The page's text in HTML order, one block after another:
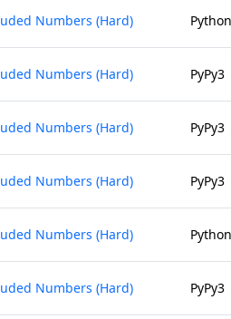
Numbers (Hard)
Numbers (Hard) PyPy3
Numbers (Hard) PyPy3
Numbers (Hard) PyPy3
Numbers (Hard)
Numbers (Hard) PyPy3